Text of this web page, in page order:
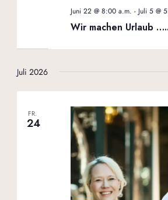
Wir machen Urlaub …..
Juni 22 @ 8:00 a.m. - Juli 5 @
Juli 2026
FR.
24